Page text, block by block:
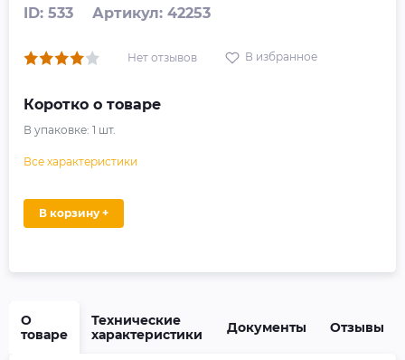
ID: 533 Артикул: 42253
Нет отзывов В избранное
Коротко о товаре
В упаковке: 1 шт.
Все характеристики
В корзину +
О
товаре
Технические
характеристики
Документы Отзывы